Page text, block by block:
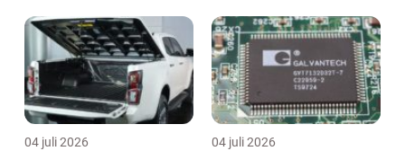
04 juli 2026 04 juli 2026